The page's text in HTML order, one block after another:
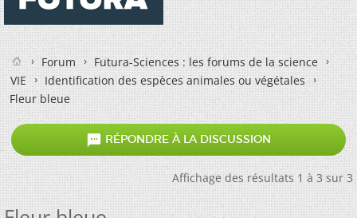
Forum
Futura-Sciences : les forums de la science
VIE
Identification des espèces animales ou végétales
Fleur bleue
 RÉPONDRE À LA DISCUSSION
Affichage des résultats 1 à 3 sur 3